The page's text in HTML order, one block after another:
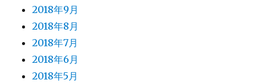
2018年9月
2018年8月
2018年7月
2018年6月
2018年5月